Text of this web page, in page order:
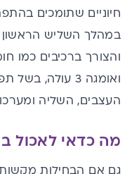
חיוניים שתומכים
במהלך השליש הראשון
והצורך ברכיבים כמו
ואומגה 3
עולה, בשל
העצבים, השליה
מה כדאי לאכול
גם אם הבחילות